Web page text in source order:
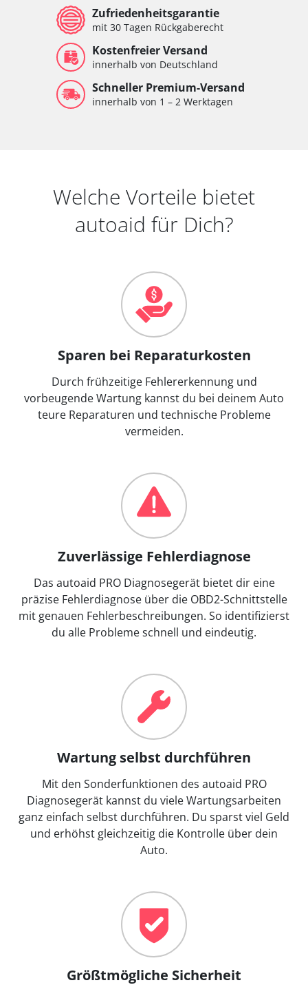
Zufriedenheitsgarantie
mit 30 Tagen Rückgaberecht
Kostenfreier Versand
innerhalb von Deutschland
Schneller Premium-Versand
innerhalb von 1 – 2 Werktagen
Welche Vorteile bietet
autoaid für Dich?
Sparen bei Reparaturkosten
Durch frühzeitige Fehlererkennung und
vorbeugende Wartung kannst du bei deinem Auto
teure Reparaturen und technische Probleme
vermeiden.
Zuverlässige Fehlerdiagnose
Das autoaid PRO Diagnosegerät bietet dir eine
präzise Fehlerdiagnose über die OBD2-Schnittstelle
mit genauen Fehlerbeschreibungen. So identifizierst
du alle Probleme schnell und eindeutig.
Wartung selbst durchführen
Mit den Sonderfunktionen des autoaid PRO
Diagnosegerät kannst du viele Wartungsarbeiten
ganz einfach selbst durchführen. Du sparst viel Geld
und erhöhst gleichzeitig die Kontrolle über dein
Auto.
Größtmögliche Sicherheit